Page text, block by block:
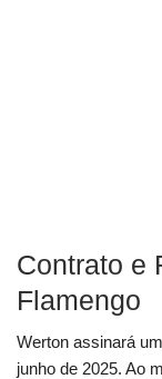
Contrato e
Flamengo
Werton assinará
junho de 2025. Ao